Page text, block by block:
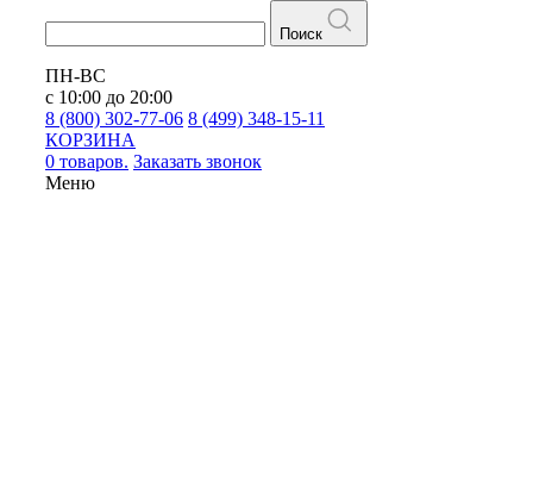
Поиск
ПН-ВС
с 10:00 до 20:00
8 (800) 302-77-06 8 (499) 348-15-11
КОРЗИНА
0 товаров. Заказать звонок
Меню